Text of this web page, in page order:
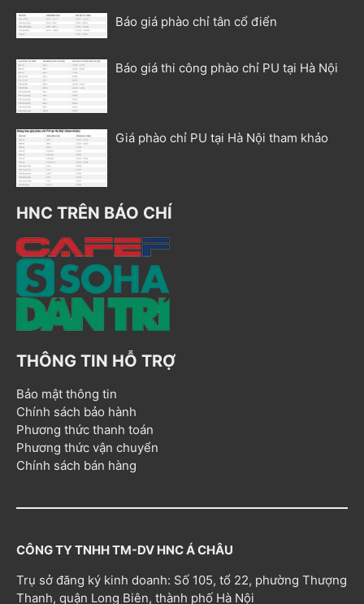
Báo giá phào chỉ tân cổ điển
Báo giá thi công phào chỉ PU tại Hà Nội
Giá phào chỉ PU tại Hà Nội tham khảo
HNC TRÊN BÁO CHÍ
THÔNG TIN HỖ TRỢ
Bảo mật thông tin
Chính sách bảo hành
Phương thức thanh toán
Phương thức vận chuyển
Chính sách bán hàng
CÔNG TY TNHH TM-DV HNC Á CHÂU
Trụ sở đăng ký kinh doanh: Số 105, tổ 22, phường Thượng
Thanh, quận Long Biên, thành phố Hà Nội